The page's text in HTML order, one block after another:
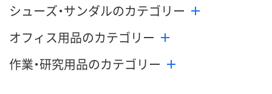
シューズ・サンダルのカテゴリー
オフィス用品のカテゴリー
作業・研究用品のカテゴリー